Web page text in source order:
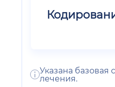
Указана базовая
лечения.